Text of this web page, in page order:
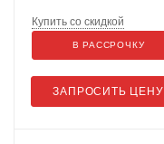
ЗАПРОСИТЬ ЦЕНУ
Купить со скидкой
В РАССРОЧКУ